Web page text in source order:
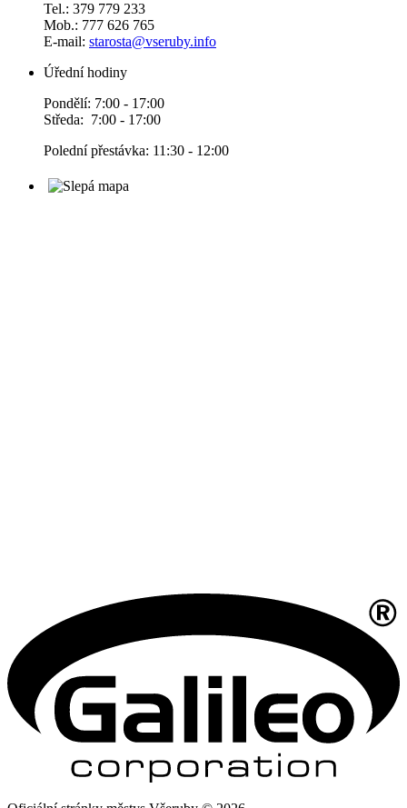
Tel.: 379 779 233
Mob.: 777 626 765
E-mail: starosta@vseruby.info
Úřední hodiny
Pondělí: 7:00 - 17:00
Středa: 7:00 - 17:00
Polední přestávka: 11:30 - 12:00